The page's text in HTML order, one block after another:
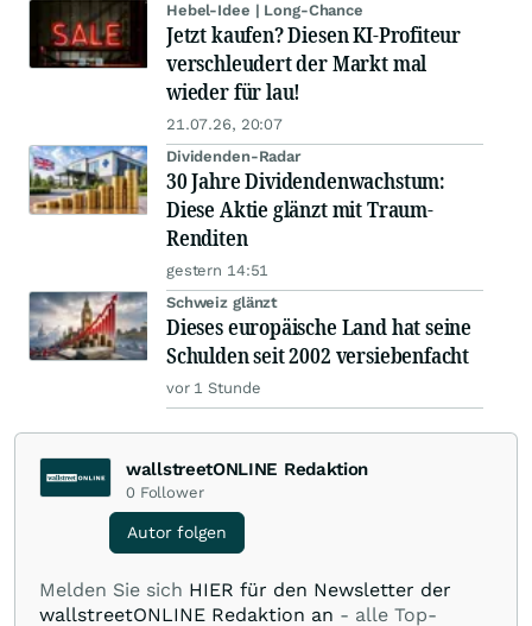
Hebel-Idee | Long-Chance
Jetzt kaufen? Diesen KI-Profiteur
verschleudert der Markt mal
wieder für lau!
21.07.26, 20:07
Dividenden-Radar
30 Jahre Dividendenwachstum:
Diese Aktie glänzt mit Traum-
Renditen
gestern 14:51
Schweiz glänzt
Dieses europäische Land hat seine
Schulden seit 2002 versiebenfacht
vor 1 Stunde
wallstreetONLINE Redaktion
0 Follower
Autor folgen
Melden Sie sich HIER für den Newsletter der
wallstreetONLINE Redaktion an - alle Top-